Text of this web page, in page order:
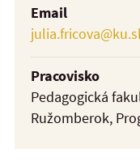
Email
Pracovisko
Pedagogická
Ružomberok,